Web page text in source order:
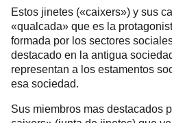
Estos jinetes («caixers») y sus
«qualcada» que es la
formada por los sectores
destacado en la antigua
representan a los estamentos
esa sociedad.
Sus miembros mas destacados